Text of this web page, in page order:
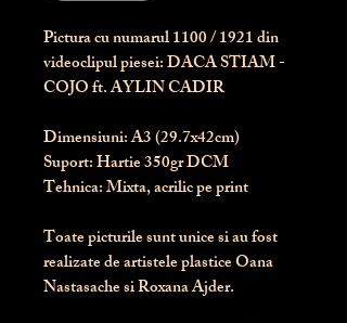
Pictura cu numarul1100/ 1921 din
videoclipul piesei: DACA STIAM -
COJO ft. AYLIN CADIR
Dimensiuni: A3 (29.7x42cm)
Suport: Hartie 350gr DCM
Tehnica: Mixta, acrilic pe print
Toate picturile sunt unice si au fost
realizate de artistele plastice Oana
Nastasache si Roxana Ajder.